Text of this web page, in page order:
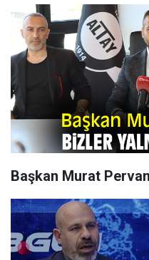
Başkan Murat